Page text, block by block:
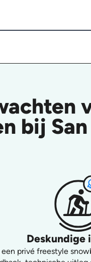
bij
Deskundige
een privé freestyle